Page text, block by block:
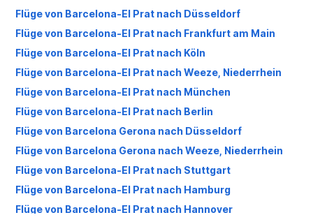
Flüge von Barcelona-El Prat nach Düsseldorf
Flüge von Barcelona-El Prat nach Frankfurt am Main
Flüge von Barcelona-El Prat nach Köln
Flüge von Barcelona-El Prat nach Weeze, Niederrhein
Flüge von Barcelona-El Prat nach München
Flüge von Barcelona-El Prat nach Berlin
Flüge von Barcelona Gerona nach Düsseldorf
Flüge von Barcelona Gerona nach Weeze, Niederrhein
Flüge von Barcelona-El Prat nach Stuttgart
Flüge von Barcelona-El Prat nach Hamburg
Flüge von Barcelona-El Prat nach Hannover